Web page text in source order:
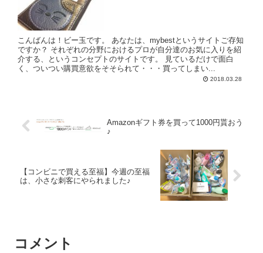
こんばんは！ビー玉です。 あなたは、mybestというサイトご存知
ですか？ それぞれの分野におけるプロが自分達のお気に入りを紹
介する、というコンセプトのサイトです。 見ているだけで面白
く、ついつい購買意欲をそそられて・・・買ってしまい...
2018.03.28
Amazonギフト券を買って1000円貰おう
♪
【コンビニで買える至福】今週の至福
は、小さな刺客にやられました♪
コメント